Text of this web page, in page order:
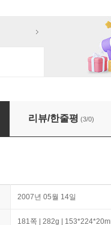
슈타인
리뷰/한줄평 (3/0)
2007년 05월 14일
181쪽 | 282g |